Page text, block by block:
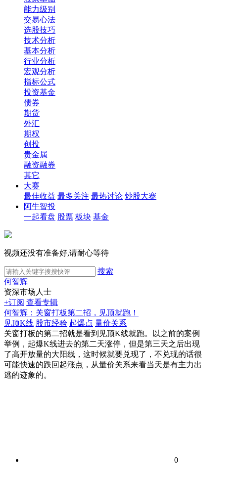
能力级别
交易心法
选股技巧
技术分析
基本分析
行业分析
宏观分析
指标公式
投资基金
债券
期货
外汇
期权
创投
贵金属
融资融券
其它
大赛
最佳收益 最多关注 最热讨论 炒股大赛
阿牛智投
一起看盘 股票 板块 基金
视频还没有准备好,请耐心等待
搜索
何智辉
资深市场人士
+订阅 查看专辑
何智辉：关窗打板第二招，见顶就跑！
见顶K线 股市经验 起爆点 量价关系
关窗打板的第二招就是看到见顶K线就跑。以之前的案例
举例，起爆K线进去的第二天涨停，但是第三天之后出现
了高开放量的大阳线，这时候就要兑现了，不兑现的话很
可能快速的跌回起涨点，从量价关系来看当天是有主力出
逃的迹象的。
0